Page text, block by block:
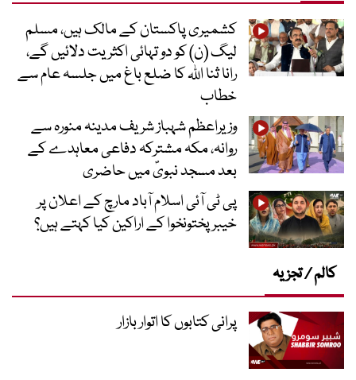
کشمیری پاکستان کے مالک ہیں، مسلم
لیگ (ن) کو دو تہائی اکثریت دلائیں گے،
رانا ثنا اللہ کا ضلع باغ میں جلسہ عام سے
خطاب
وزیراعظم شہباز شریف مدینہ منورہ سے
روانہ، مکہ مشترکہ دفاعی معاہدے کے
بعد مسجد نبویؐ میں حاضری
پی ٹی آئی اسلام آباد مارچ کے اعلان پر
خیبر پختونخوا کے اراکین کیا کہتے ہیں؟
کالم / تجزیہ
پرانی کتابوں کا اتوار بازار